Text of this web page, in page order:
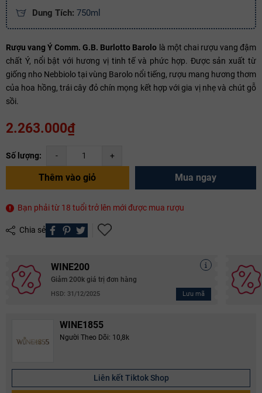
Dung Tích: 750ml
Rượu vang Ý Comm. G.B. Burlotto Barolo là một chai rượu vang đậm
chất Ý, nổi bật với hương vị tinh tế và phức hợp. Được sản xuất từ
giống nho Nebbiolo tại vùng Barolo nổi tiếng, rượu mang hương thơm
của hoa hồng, trái cây đỏ chín mọng kết hợp với gia vị nhẹ và chút gỗ
sồi.
2.263.000₫
Số lượng: - +
Thêm vào giỏ Mua ngay
Bạn phải từ 18 tuổi trở lên mới được mua rượu
Chia sẻ
WINE200
Giảm 200k giá trị đơn hàng
HSD: 31/12/2025 Lưu mã
WINE1855
Người Theo Dõi: 10,8k
Liên kết Tiktok Shop